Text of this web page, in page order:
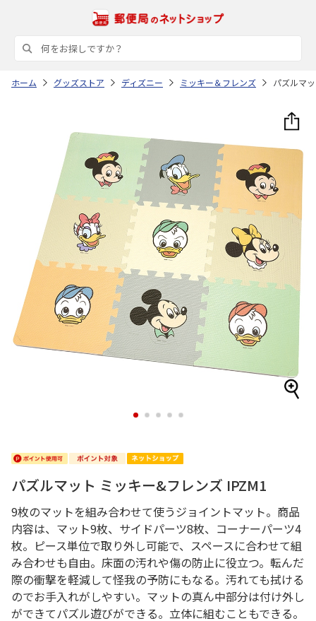
ホーム グッズストア ディズニー ミッキー＆フレンズ パズルマ
1 2 3 4 5
パズルマット ミッキー&フレンズ IPZM1
9枚のマットを組み合わせて使うジョイントマット。商品
内容は、マット9枚、サイドパーツ8枚、コーナーパーツ4
枚。ピース単位で取り外し可能で、スペースに合わせて組
み合わせも自由。床面の汚れや傷の防止に役立つ。転んだ
際の衝撃を軽減して怪我の予防にもなる。汚れても拭ける
のでお手入れがしやすい。マットの真ん中部分は付け外し
ができてパズル遊びができる。立体に組むこともできる。